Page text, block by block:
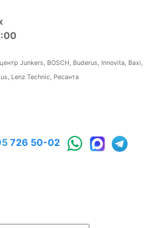
Junkers, BOSCH, Buderus, Innovita, Baxi,
Lenz Technic, Ресанта
726 50-02